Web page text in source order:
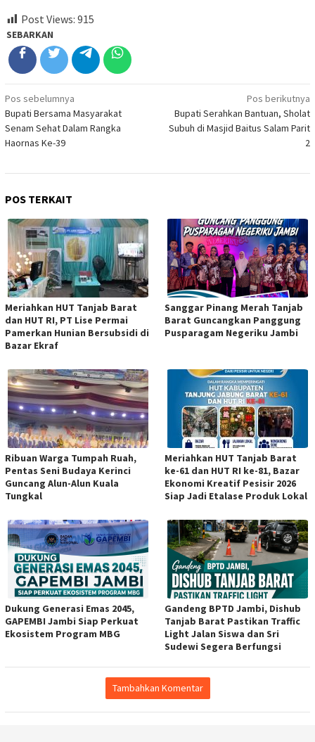
Post Views: 915
SEBARKAN
Navigasi
pos
Pos sebelumnya
Bupati Bersama Masyarakat
Senam Sehat Dalam Rangka
Haornas Ke-39
Pos berikutnya
Bupati Serahkan Bantuan, Sholat
Subuh di Masjid Baitus Salam Parit
2
POS TERKAIT
Meriahkan HUT Tanjab Barat
dan HUT RI, PT Lise Permai
Pamerkan Hunian Bersubsidi di
Bazar Ekraf
Sanggar Pinang Merah Tanjab
Barat Guncangkan Panggung
Pusparagam Negeriku Jambi
Ribuan Warga Tumpah Ruah,
Pentas Seni Budaya Kerinci
Guncang Alun-Alun Kuala
Tungkal
Meriahkan HUT Tanjab Barat
ke-61 dan HUT RI ke-81, Bazar
Ekonomi Kreatif Pesisir 2026
Siap Jadi Etalase Produk Lokal
Dukung Generasi Emas 2045,
GAPEMBI Jambi Siap Perkuat
Ekosistem Program MBG
Gandeng BPTD Jambi, Dishub
Tanjab Barat Pastikan Traffic
Light Jalan Siswa dan Sri
Sudewi Segera Berfungsi
Tambahkan Komentar